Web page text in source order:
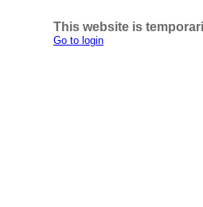
This website is
Go to login